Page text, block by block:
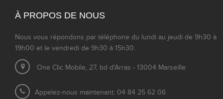
À PROPOS DE NOUS
Nous vous répondons par téléphone du lundi au jeudi de 9h30 à
19h00 et le vendredi de 9h30 à 15h30.
One Clic Mobile, 27, bd d'Arras - 13004 Marseille
Appelez-nous maintenant: 04 84 25 62 06